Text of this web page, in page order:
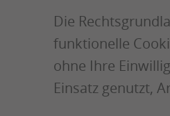
Die
funktionelle
ohne Ihre
Einsatz genutzt,